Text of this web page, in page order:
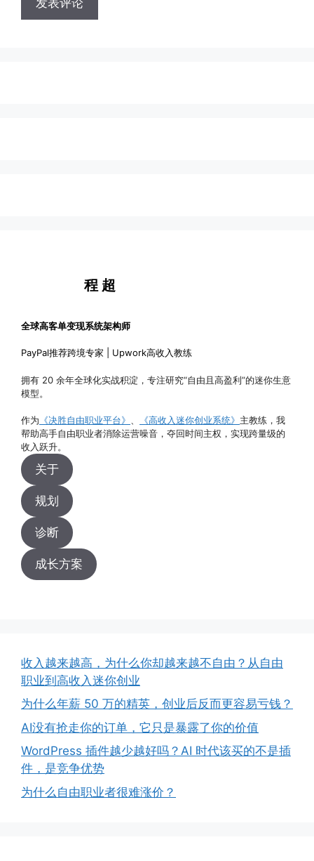
程 超
全球高客单变现系统架构师
PayPal推荐跨境专家 | Upwork高收入教练
拥有 20 余年全球化实战积淀，专注研究“自由且高盈利”的迷你生意
模型。
作为 《决胜自由职业平台》 、 《高收入迷你创业系统》 主教练，我
帮助高手自由职业者消除运营噪音，夺回时间主权，实现跨量级的
收入跃升。
关于
规划
诊断
成长方案
收入越来越高，为什么你却越来越不自由？从自由
职业到高收入迷你创业
为什么年薪 50 万的精英，创业后反而更容易亏钱？
AI没有抢走你的订单，它只是暴露了你的价值
WordPress 插件越少越好吗？AI 时代该买的不是插
件，是竞争优势
为什么自由职业者很难涨价？